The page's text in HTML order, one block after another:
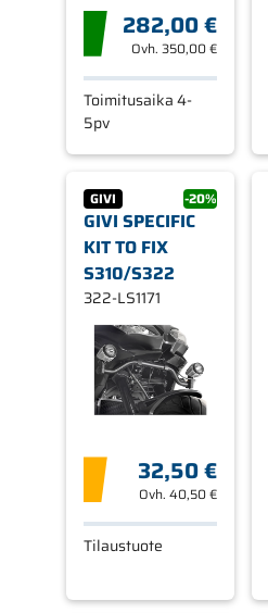
282,00 €
Ovh. 350,00 €
Toimitusaika 4-
5pv
GIVI -20%
GIVI SPECIFIC
KIT TO FIX
S310/S322
322-LS1171
32,50 €
Ovh. 40,50 €
Tilaustuote